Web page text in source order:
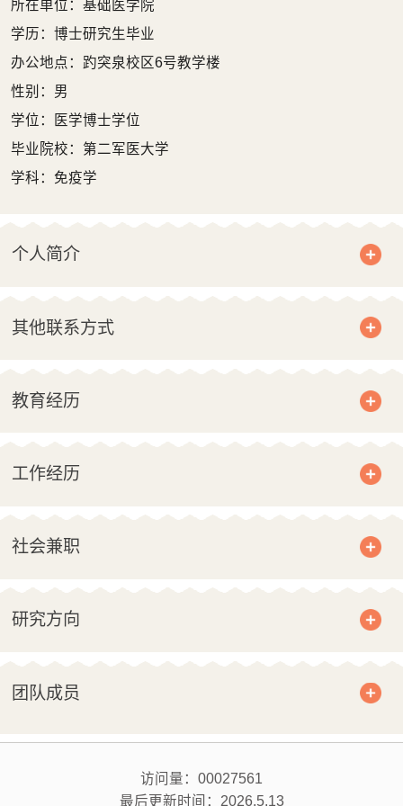
所在单位：基础医学院
学历：博士研究生毕业
办公地点：趵突泉校区6号教学楼
性别：男
学位：医学博士学位
毕业院校：第二军医大学
学科：免疫学
个人简介
其他联系方式
教育经历
工作经历
社会兼职
研究方向
团队成员
访问量： 00027561
最后更新时间： 2026.5.13